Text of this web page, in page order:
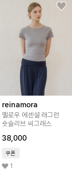
reinamora
멜로우 에센셜 래그런
숏슬리브 씨그래스
38,000
쿠폰
1